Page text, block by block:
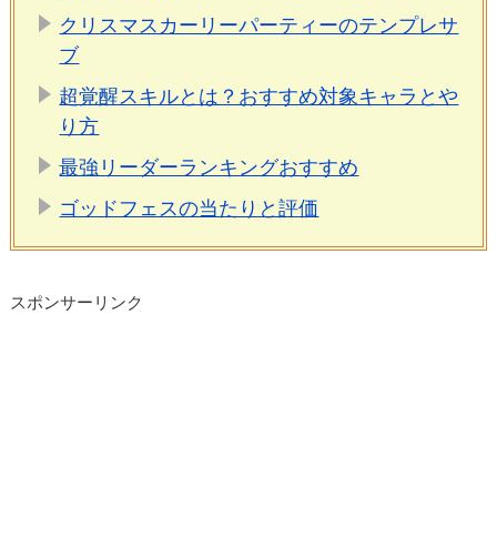
クリスマスカーリーパーティーのテンプレサ
ブ
超覚醒スキルとは？おすすめ対象キャラとや
り方
最強リーダーランキングおすすめ
ゴッドフェスの当たりと評価
スポンサーリンク